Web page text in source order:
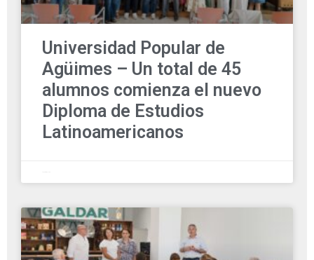
Universidad Popular de
Agüimes – Un total de 45
alumnos comienza el nuevo
Diploma de Estudios
Latinoamericanos